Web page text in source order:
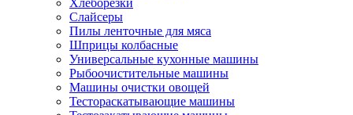
Хлеборезки
Слайсеры
Пилы ленточные для мяса
Шприцы колбасные
Универсальные кухонные машины
Рыбоочистительные машины
Машины очистки овощей
Тестораскатывающие машины